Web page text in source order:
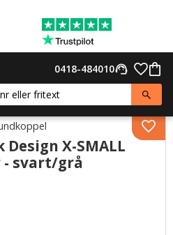
support_agent
0418-484010
X-SMALL
- svart/grå